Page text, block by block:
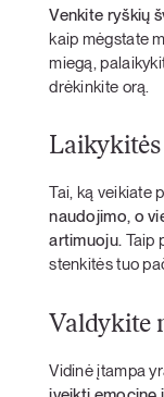
Venkite ryškių
kaip mėgstate
miegą,
drėkinkite orą.
Tai, ką veikiate
naudojimo, o
artimuoju. Taip
stenkitės tuo
Valdykite
Vidinė įtampa